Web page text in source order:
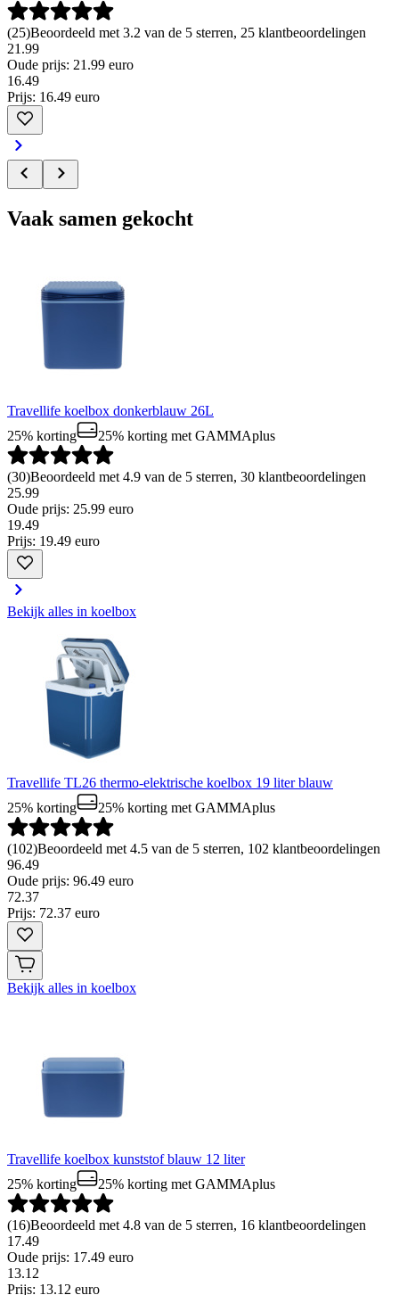
(25)Beoordeeld met 3.2 van de 5 sterren, 25 klantbeoordelingen
21.99
Oude prijs: 21.99 euro
16.49
Prijs: 16.49 euro
Vaak samen gekocht
Travellife koelbox donkerblauw 26L
25% korting
25% korting met GAMMAplus
(30)Beoordeeld met 4.9 van de 5 sterren, 30 klantbeoordelingen
25.99
Oude prijs: 25.99 euro
19.49
Prijs: 19.49 euro
Bekijk alles in koelbox
Travellife TL26 thermo-elektrische koelbox 19 liter blauw
25% korting
25% korting met GAMMAplus
(102)Beoordeeld met 4.5 van de 5 sterren, 102 klantbeoordelingen
96.49
Oude prijs: 96.49 euro
72.37
Prijs: 72.37 euro
Bekijk alles in koelbox
Travellife koelbox kunststof blauw 12 liter
25% korting
25% korting met GAMMAplus
(16)Beoordeeld met 4.8 van de 5 sterren, 16 klantbeoordelingen
17.49
Oude prijs: 17.49 euro
13.12
Prijs: 13.12 euro